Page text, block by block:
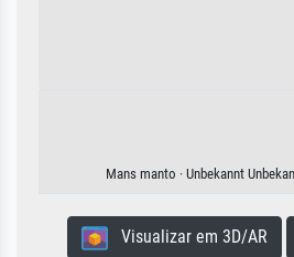
Mans manto · Unbekannt
Visualizar em 3D/AR